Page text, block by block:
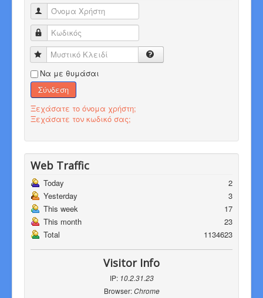
Όνομα Χρήστη
Κωδικός
Μυστικό Κλειδί
Να με θυμάσαι
Σύνδεση
Ξεχάσατε το όνομα χρήστη;
Ξεχάσατε τον κωδικό σας;
Web Traffic
Today
2
Yesterday
3
This week
17
This month
23
Total
1134623
Visitor Info
IP: 10.2.31.23
Browser:Chrome